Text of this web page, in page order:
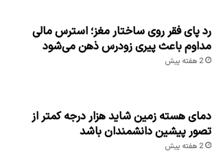
رد پای فقر روی ساختار مغز؛ استرس مالی
مداوم باعث پیری زودرس ذهن می‌شود
2 هفته پیش
دمای هسته زمین شاید هزار درجه کمتر از
تصور پیشین دانشمندان باشد
2 هفته پیش